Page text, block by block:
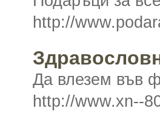
http://
Да влезем във
http://www.xn--